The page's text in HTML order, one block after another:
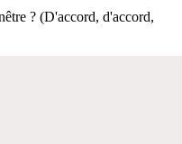
? (D'accord, d'accord,